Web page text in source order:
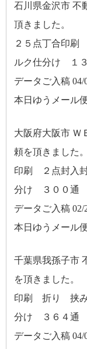
石川県金沢市 不
頂きました。
２５点丁合印
ルク仕分け １
データご入稿
本日ゆうメール
大阪府大阪市 Ｗ
頼を頂きました。
印刷 ２点封入
分け ３００通
データご入稿
本日ゆうメール
千葉県我孫子市
を頂きました。
印刷 折り 挟
分け ３６４通
データご入稿